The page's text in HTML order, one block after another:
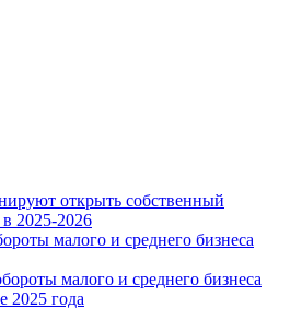
открыть собственный
2025‑2026
малого и среднего бизнеса
малого и среднего бизнеса
2025 года